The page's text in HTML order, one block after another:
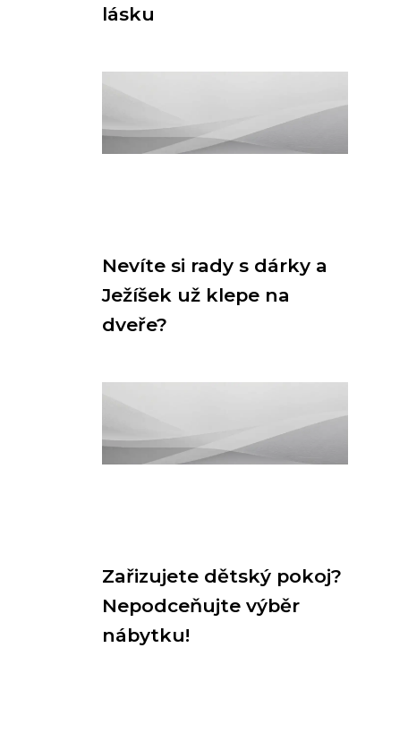
lásku
Nevíte si rady s dárky a
Ježíšek už klepe na
dveře?
Zařizujete dětský pokoj?
Nepodceňujte výběr
nábytku!